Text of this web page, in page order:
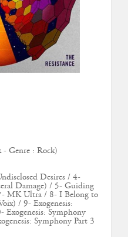
Genre : Rock)
Desires / 4-
Damage) / 5- Guiding
MK Ultra / 8- I Belong to
/ 9- Exogenesis:
Symphony
Symphony Part 3